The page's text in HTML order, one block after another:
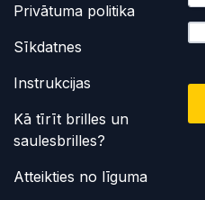
Privātuma politika
Sīkdatnes
Instrukcijas
Kā tīrīt brilles un
saulesbrilles?
Atteikties no līguma